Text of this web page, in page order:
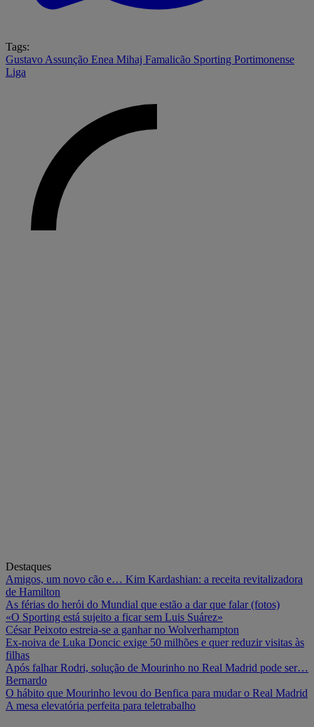
Tags:
Gustavo Assunção Enea Mihaj Famalicão Sporting Portimonense
Liga
Destaques
Amigos, um novo cão e… Kim Kardashian: a receita revitalizadora
de Hamilton
As férias do herói do Mundial que estão a dar que falar (fotos)
«O Sporting está sujeito a ficar sem Luis Suárez»
César Peixoto estreia-se a ganhar no Wolverhampton
Ex-noiva de Luka Doncic exige 50 milhões e quer reduzir visitas às
filhas
Após falhar Rodri, solução de Mourinho no Real Madrid pode ser…
Bernardo
O hábito que Mourinho levou do Benfica para mudar o Real Madrid
A mesa elevatória perfeita para teletrabalho